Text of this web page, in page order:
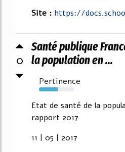
Site : https://
0
Santé publique
la population en ...
Pertinence
53%
Etat de santé de la
rapport 2017
11 | 05 | 2017